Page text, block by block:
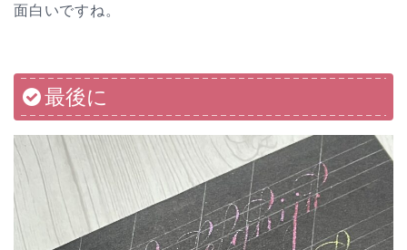
面白いですね。
最後に